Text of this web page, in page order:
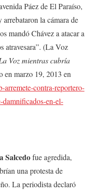
Páez de El Paraíso,
la cámara de
mandó Chávez a atacar a
atravesara”. (La Voz
Voz mientras cubría
en marzo 19, 2013 en
arremete-contra-reportero-
damnificados-en-el-
Salcedofue agredida,
una protesta de
La periodista declaró